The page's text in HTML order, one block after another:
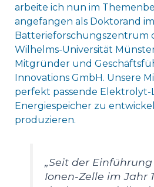
arbeite ich nun im
angefangen als Doktorand
Batterieforschungszentrum
Wilhelms-Universität
Mitgründer und
Innovations GmbH. Unsere
perfekt passende
Energiespeicher zu
produzieren.
„Seit der
Ionen-Zelle im Jahr